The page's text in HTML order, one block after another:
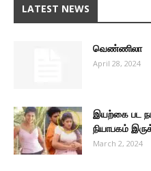
LATEST NEWS
வெண்ணிலா
April 28, 2024
இயற்கை பட
நியாபகம்
March 2, 2024